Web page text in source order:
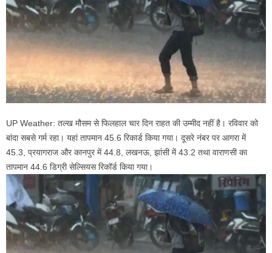
UP Weather: तल्ख मौसम से फिलहाल चार दिन राहत की उम्मीद नहीं है। रविवार को
बांदा सबसे गर्म रहा। यहां तापमान 45.6 रिकार्ड किया गया। दूसरे नंबर पर आगरा में
45.3, प्रयागराज और कानपुर में 44.8, लखनऊ, झांसी में 43.2 तथा वाराणसी का
तापमान 44.6 डिग्री सेल्सियस रिकॉर्ड किया गया।